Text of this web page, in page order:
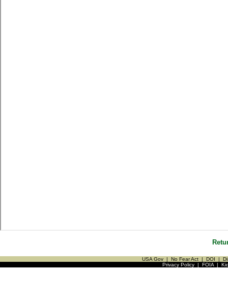
USA Gov | No Fear Act | DOI |
Privacy Policy| FOIA|